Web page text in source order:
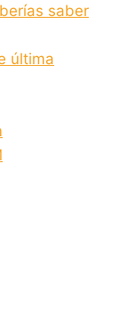
saber
última